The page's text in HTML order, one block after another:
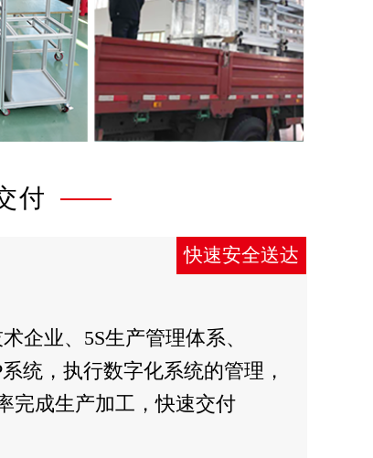
付
快速安全送达
企业、5S生产管理体系、
统，执行数字化系统的管理，
完成生产加工，快速交付